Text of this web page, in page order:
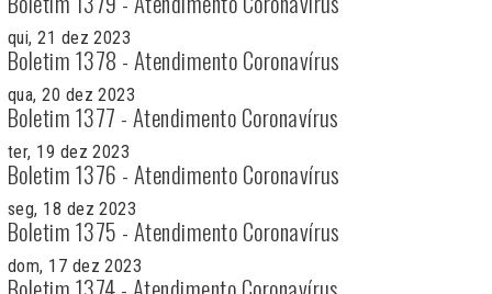
qui, 21 dez 2023
Boletim 1378 - Atendimento Coronavírus
qua, 20 dez 2023
Boletim 1377 - Atendimento Coronavírus
ter, 19 dez 2023
Boletim 1376 - Atendimento Coronavírus
seg, 18 dez 2023
Boletim 1375 - Atendimento Coronavírus
dom, 17 dez 2023